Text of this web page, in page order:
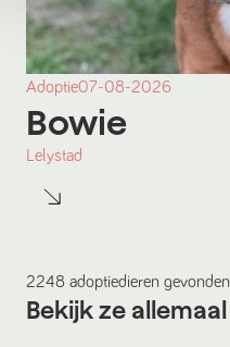
Adoptie07-08-2026
Bowie
Lelystad
2248 adoptiedieren gevonden
Bekijk ze allemaal